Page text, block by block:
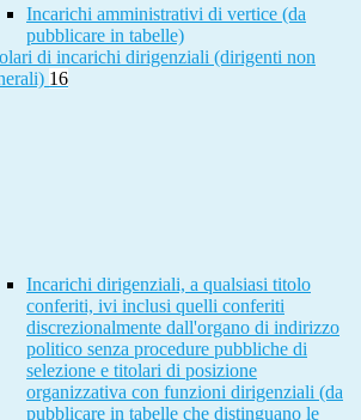
Incarichi amministrativi di vertice (da
pubblicare in tabelle)
di incarichi dirigenziali (dirigenti non
16
Incarichi dirigenziali, a qualsiasi titolo
conferiti, ivi inclusi quelli conferiti
discrezionalmente dall'organo di indirizzo
politico senza procedure pubbliche di
selezione e titolari di posizione
organizzativa con funzioni dirigenziali (da
pubblicare in tabelle che distinguano le